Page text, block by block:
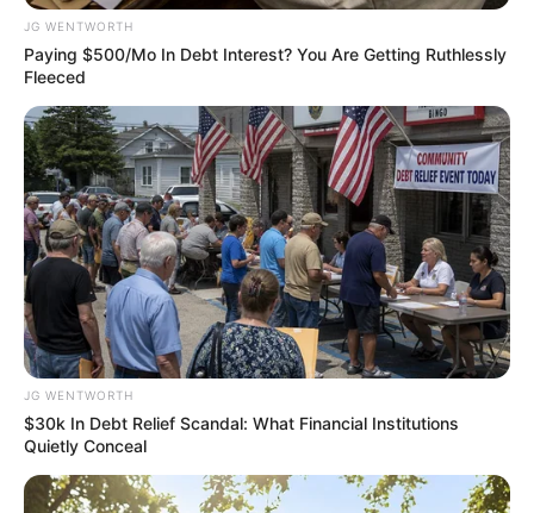
สิ่งศักดิ์สิทธิ์ประจำวัน
ขอแนะนำสักการะขอพรพระนารายณ์
การเสริมมงคลวันนี้
แนะนำทำบุญหนังสือสวดมนต์หรือเกี่ยวกับความรู้
หากบริจาคเป็นเงินให้ลงท้ายด้วย 17 บาท
วันนี้ก่อนออกจากบ้านไปทำงาน ไป
ค้าขาย
ทิศมงคลเสริมความเฮงคือ ทิศตะวันตกเฉียงใต้ ให้
อธิษฐาน ขอพลังบวกช่วยให้ประสบความสำเร็จตลอด
วัน
JG WENTWORTH
Paying $500/Mo In Debt Interest? You Are Getting Ruthlessly
Fleeced
JG WENTWORTH
$30k In Debt Relief Scandal: What Financial Institutions
Quietly Conceal